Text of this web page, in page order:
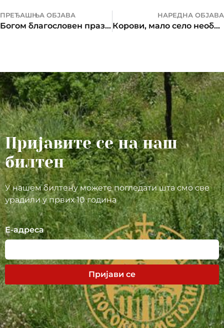
ПРЕЂАШЊА ОБЈАВА
Богом благословен празник Новомученика Јасеновачких!
НАРЕДНА ОБЈАВА
Корови, мало село необичног имена, а великог срца
Пријавите се на наш
билтен
У нашем билтену можете погледати шта смо све
урадили у првих 10 година
Е-адреса
Пријави се